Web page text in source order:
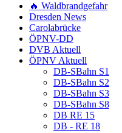
🔥 Waldbrandgefahr
Dresden News
Carolabrücke
ÖPNV-DD
DVB Aktuell
ÖPNV Aktuell
DB-SBahn S1
DB-SBahn S2
DB-SBahn S3
DB-SBahn S8
DB RE 15
DB - RE 18